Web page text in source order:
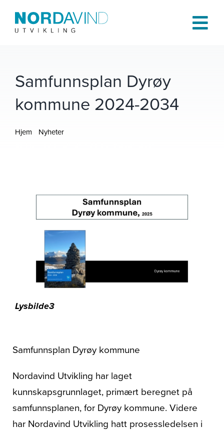
Om oss
Tjenester
Publikasjoner
Samfunnsplan Dyrøy
kommune 2024-2034
Hjem
Nyheter
Lysbilde3
Samfunnsplan Dyrøy kommune
Nordavind Utvikling har laget
kunnskapsgrunnlaget, primært beregnet på
samfunnsplanen, for Dyrøy kommune. Videre
har Nordavind Utvikling hatt prosessledelsen i